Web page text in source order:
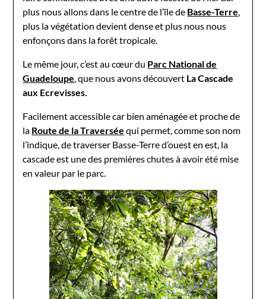
plus nous allons dans le centre de l’île de Basse-Terre,
plus la végétation devient dense et plus nous nous
enfonçons dans la forêt tropicale.
Le même jour, c’est au cœur du Parc National de
Guadeloupe, que nous avons découvert La Cascade
aux Ecrevisses.
Facilement accessible car bien aménagée et proche de
la Route de la Traversée qui permet, comme son nom
l’indique, de traverser Basse-Terre d’ouest en est, la
cascade est une des premières chutes à avoir été mise
en valeur par le parc.